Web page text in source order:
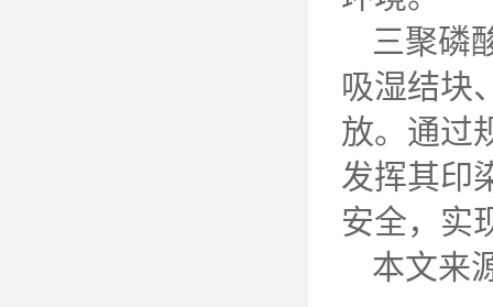
三聚磷
吸湿结块
放。通过
发挥其印
安全，实
本文来